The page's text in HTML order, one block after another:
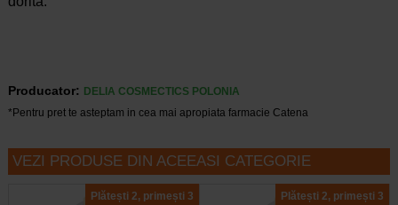
Producator:
DELIA COSMECTICS POLONIA
*Pentru pret te asteptam in cea mai apropiata farmacie Catena
VEZI PRODUSE DIN ACEEASI CATEGORIE
Plătești 2, primești 3 Plătești 2, primești 3